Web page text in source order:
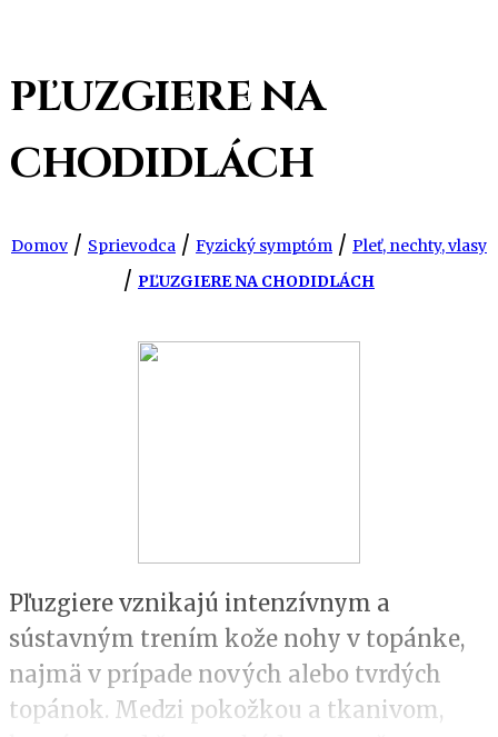
PĽUZGIERE NA
CHODIDLÁCH
Domov / Sprievodca / Fyzický symptóm / Pleť, nechty, vlasy
/ PĽUZGIERE NA CHODIDLÁCH
Pľuzgiere vznikajú intenzívnym a
sústavným trením kože nohy v topánke,
najmä v prípade nových alebo tvrdých
topánok. Medzi pokožkou a tkanivom,